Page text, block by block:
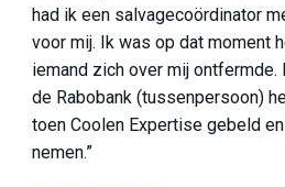
had ik een salvagecoördinator
voor mij. Ik was op dat moment
iemand zich over mij ontfermde.
de Rabobank (tussenpersoon)
toen Coolen Expertise gebeld
nemen.”